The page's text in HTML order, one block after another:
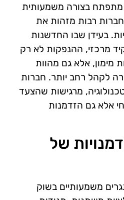
בצורה משמעותית
רבות מזהות את
בעידן שבו החדשנות
מרכזי, ההנפקות לא רק
מימון, אלא גם מהוות
לקהל רחב יותר. חברות
מרגישות שהצעד
אלא גם הזדמנות
של
משמעותיים בשוק